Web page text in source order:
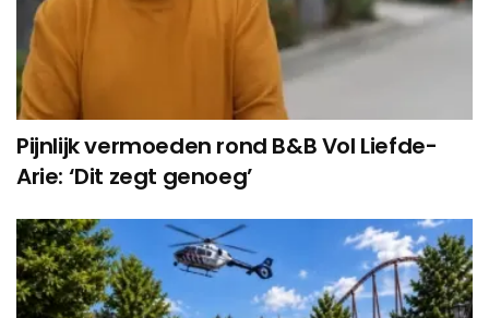
Pijnlijk vermoeden rond B&B Vol Liefde-
Arie: ‘Dit zegt genoeg’